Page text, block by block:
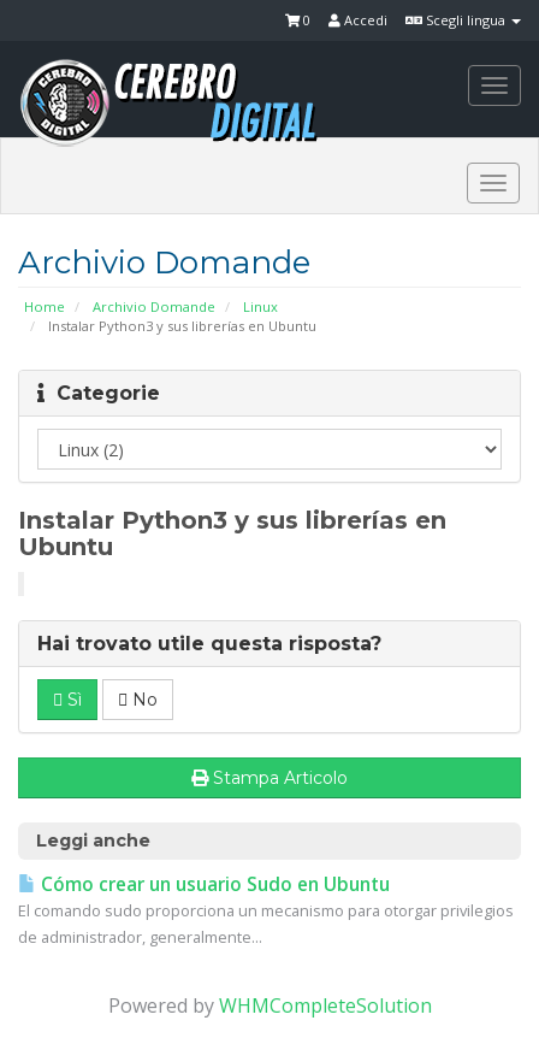
Scegli lingua
Accedi
0
Archivio Domande
Home Archivio Domande
Linux
Instalar Python3 y sus librerías en Ubuntu
Categorie
Instalar Python3 y sus librerías en
Ubuntu
Hai trovato utile questa risposta?
Sì No
Stampa Articolo
Leggi anche
Cómo crear un usuario Sudo en Ubuntu
El comando sudo proporciona un mecanismo para otorgar privilegios
de administrador, generalmente...
Powered byWHMCompleteSolution